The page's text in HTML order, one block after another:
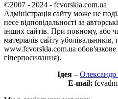
©2007 - 2024 - fcvorskla.com.ua
Адміністрація сайту може не
несе відповідальності за
інших сайтів. При повному, або
матеріалів сайту
www.fcvorskla.com.ua обов'язкове
гіперпосилання).
Ідея – Олександр
E-mail: